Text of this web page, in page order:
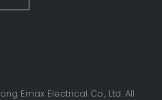
Emax Electrical Co., Ltd. All